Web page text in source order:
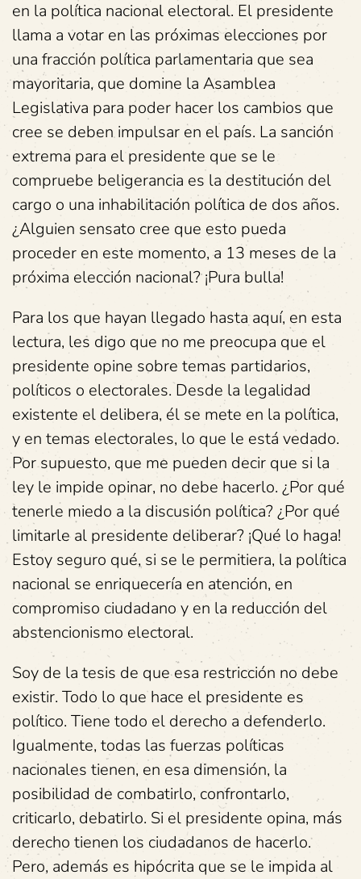
en la política nacional electoral. El presidente
llama a votar en las próximas elecciones por
una fracción política parlamentaria que sea
mayoritaria, que domine la Asamblea
Legislativa para poder hacer los cambios que
cree se deben impulsar en el país. La sanción
extrema para el presidente que se le
compruebe beligerancia es la destitución del
cargo o una inhabilitación política de dos años.
¿Alguien sensato cree que esto pueda
proceder en este momento, a 13 meses de la
próxima elección nacional? ¡Pura bulla!
Para los que hayan llegado hasta aquí, en esta
lectura, les digo que no me preocupa que el
presidente opine sobre temas partidarios,
políticos o electorales. Desde la legalidad
existente el delibera, él se mete en la política,
y en temas electorales, lo que le está vedado.
Por supuesto, que me pueden decir que si la
ley le impide opinar, no debe hacerlo. ¿Por qué
tenerle miedo a la discusión política? ¿Por qué
limitarle al presidente deliberar? ¡Qué lo haga!
Estoy seguro qué, si se le permitiera, la política
nacional se enriquecería en atención, en
compromiso ciudadano y en la reducción del
abstencionismo electoral.
Soy de la tesis de que esa restricción no debe
existir. Todo lo que hace el presidente es
político. Tiene todo el derecho a defenderlo.
Igualmente, todas las fuerzas políticas
nacionales tienen, en esa dimensión, la
posibilidad de combatirlo, confrontarlo,
criticarlo, debatirlo. Si el presidente opina, más
derecho tienen los ciudadanos de hacerlo.
Pero, además es hipócrita que se le impida al